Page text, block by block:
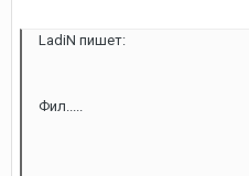
LadiN пишет:
Фил.....